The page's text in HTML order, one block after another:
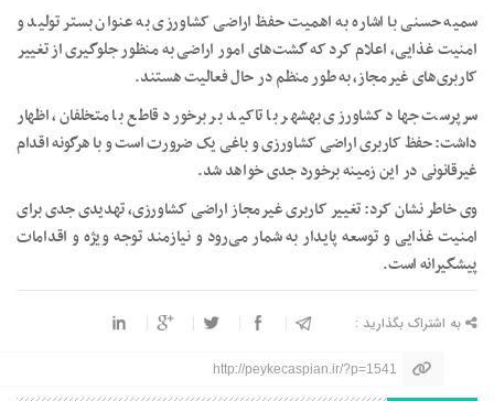
سمیه حسنی با اشاره به اهمیت حفظ اراضی کشاورزی به عنوان بستر تولید و
امنیت غذایی، اعلام کرد که گشت‌های امور اراضی به منظور جلوگیری از تغییر
کاربری‌های غیرمجاز، به طور منظم در حال فعالیت هستند.
سرپرست جهاد کشاورزی بهشهر با تاکید بر برخورد قاطع با متخلفان، اظهار
داشت: حفظ کاربری اراضی کشاورزی و باغی یک ضرورت است و با هرگونه اقدام
غیرقانونی در این زمینه برخورد جدی خواهد شد.
وی خاطر نشان کرد: تغییر کاربری غیرمجاز اراضی کشاورزی، تهدیدی جدی برای
امنیت غذایی و توسعه پایدار به شمار می‌رود و نیازمند توجه ویژه و اقدامات
پیشگیرانه است.
به اشتراک بگذارید :
http://peykecaspian.ir/?p=1541